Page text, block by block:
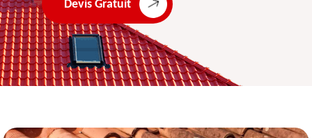
Devis Gratuit